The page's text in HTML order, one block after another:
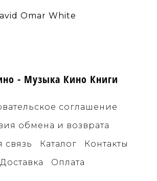
Omar White
- Музыка Кино Книги
соглашение
обмена и возврата
связь
Каталог
Контакты
Доставка
Оплата